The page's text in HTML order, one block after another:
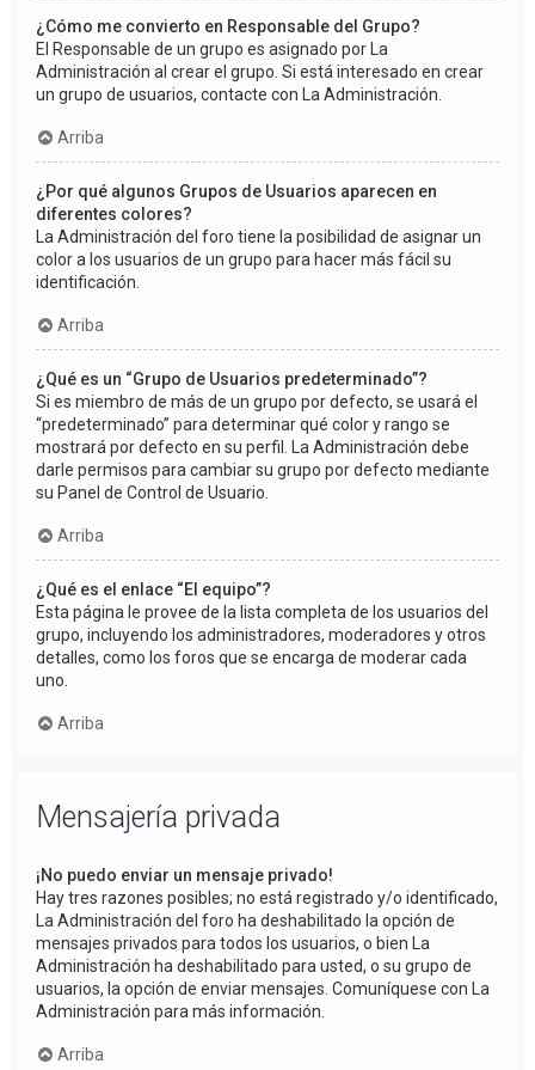
¿Cómo me convierto en Responsable del Grupo?
El Responsable de un grupo es asignado por La
Administración al crear el grupo. Si está interesado en crear
un grupo de usuarios, contacte con La Administración.
Arriba
¿Por qué algunos Grupos de Usuarios aparecen en
diferentes colores?
La Administración del foro tiene la posibilidad de asignar un
color a los usuarios de un grupo para hacer más fácil su
identificación.
Arriba
¿Qué es un “Grupo de Usuarios predeterminado”?
Si es miembro de más de un grupo por defecto, se usará el
“predeterminado” para determinar qué color y rango se
mostrará por defecto en su perfil. La Administración debe
darle permisos para cambiar su grupo por defecto mediante
su Panel de Control de Usuario.
Arriba
¿Qué es el enlace “El equipo”?
Esta página le provee de la lista completa de los usuarios del
grupo, incluyendo los administradores, moderadores y otros
detalles, como los foros que se encarga de moderar cada
uno.
Arriba
Mensajería privada
¡No puedo enviar un mensaje privado!
Hay tres razones posibles; no está registrado y/o identificado,
La Administración del foro ha deshabilitado la opción de
mensajes privados para todos los usuarios, o bien La
Administración ha deshabilitado para usted, o su grupo de
usuarios, la opción de enviar mensajes. Comuníquese con La
Administración para más información.
Arriba